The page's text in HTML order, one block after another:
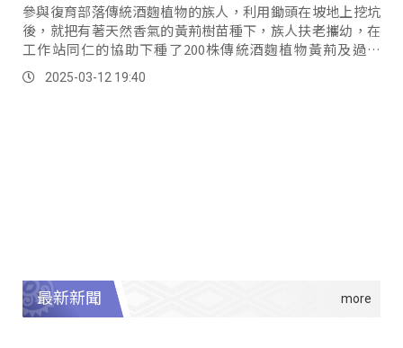
參與復育部落傳統酒麴植物的族人，利用鋤頭在坡地上挖坑
後，就把有著天然香氣的黃荊樹苗種下，族人扶老攜幼，在
工作站同仁的協助下種了200株傳統酒麴植物黃荊及過山
香。2025-03-12 19:40
最新新聞